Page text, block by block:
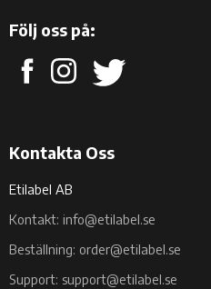
Följ oss på:
Kontakta Oss
Etilabel AB
Kontakt: info@etilabel.se
Beställning: order@etilabel.se
Support: support@etilabel.se